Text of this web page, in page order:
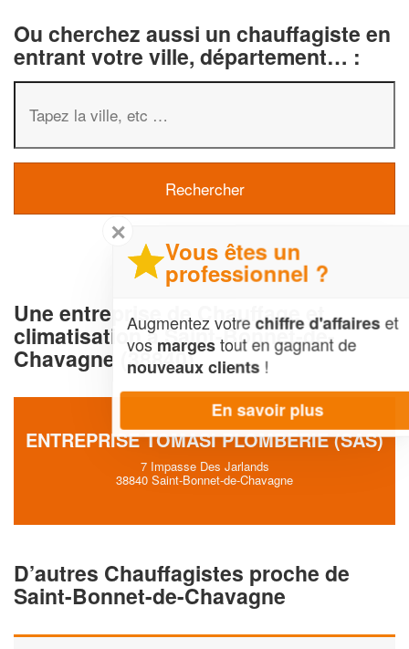
Ou cherchez aussi un chauffagiste en
entrant votre ville, département… :
Une entreprise de Chauffage et
climatisation à Saint-Bonnet-de-
Chavagne (38840)
ENTREPRISE TOMASI PLOMBERIE (SAS)
7 Impasse Des Jarlands
38840 Saint-Bonnet-de-Chavagne
D’autres Chauffagistes proche de
Saint-Bonnet-de-Chavagne
Vous êtes un
professionnel ?
Augmentez votrechiffre d'affaireset
vosmargestout en gagnant de
nouveaux clients!
En savoir plus